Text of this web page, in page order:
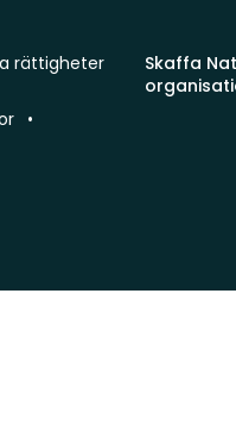
Skaffa
rättigheter